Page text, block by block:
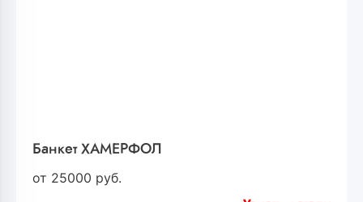
Банкет ХАМЕРФОЛ
от 25000 руб.